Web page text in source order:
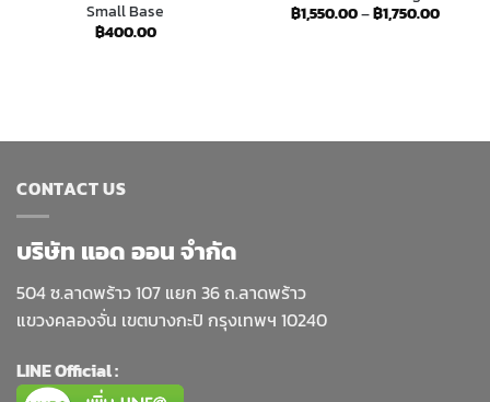
Small Base
฿400.00
฿1,550.00–฿1,750.00Price
CONTACT US
บริษัท แอด ออน จำกัด
504 ซ.ลาดพร้าว 107 แยก 36 ถ.ลาดพร้าว
แขวงคลองจั่น เขตบางกะปิ กรุงเทพฯ 10240
LINE Official :